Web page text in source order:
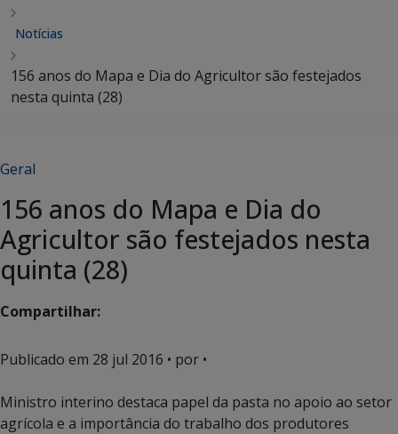
Notícias
156 anos do Mapa e Dia do Agricultor são festejados
nesta quinta (28)
Geral
156 anos do Mapa e Dia do
Agricultor são festejados nesta
quinta (28)
Compartilhar:
Publicado em 28 jul 2016 • por •
Ministro interino destaca papel da pasta no apoio ao setor
agrícola e a importância do trabalho dos produtores